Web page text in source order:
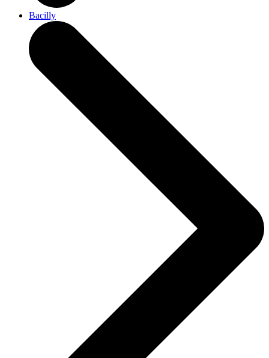
Bacilly